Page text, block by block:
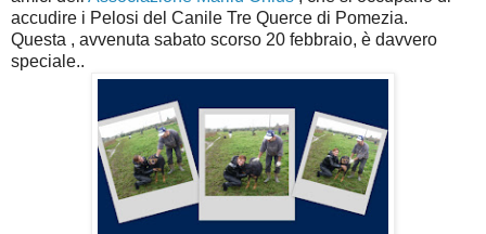
accudire i Pelosi del Canile Tre Querce di Pomezia.
Questa , avvenuta sabato scorso 20 febbraio, è davvero
speciale..